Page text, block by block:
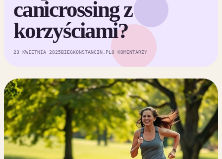
canicrossing z
korzyściami?
23 KWIETNIA 2025BIEGKONSTANCIN.PL0 KOMENTARZY